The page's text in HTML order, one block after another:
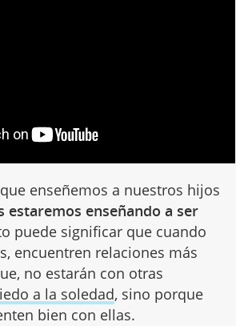
enseñemos a nuestros hijos
estaremos enseñando a ser
puede significar que cuando
encuentren relaciones más
no estarán con otras
a la soledad, sino porque
bien con ellas.